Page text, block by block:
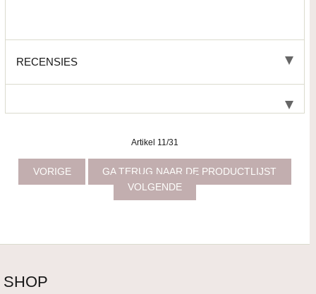
RECENSIES
Artikel 11/31
VORIGE
GA TERUG NAAR DE PRODUCTLIJST
VOLGENDE
SHOP